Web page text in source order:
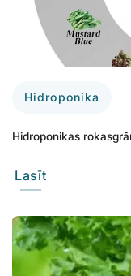
Hidroponika
Hidroponikas
Lasīt